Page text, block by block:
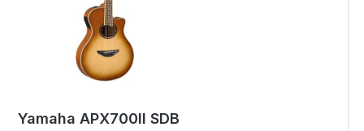
Yamaha APX700II SDB